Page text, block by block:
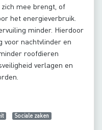
mee brengt, of
het energieverbruik.
minder. Hierdoor
voor nachtvlinder en
roofdieren
verlagen en
Sociale zaken